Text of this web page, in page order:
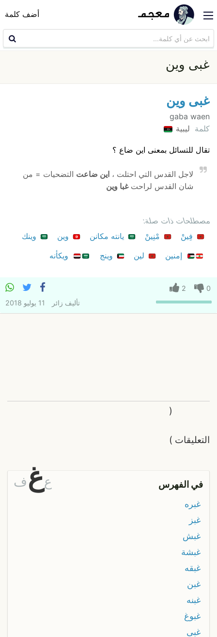
أضف كلمة
غبى وين
غبى وين
gaba waen
كلمة ليبية
تقال للتسائل بمعنى اين ضاع ؟
لاجل القدس التي احتلت ، اين ضاعت التضحيات = من
شان القدس لراحتغبا وين
مصطلحات ذات صلة:
فِينْ
مْنِينْ يانته مكانن وين
وينك
إمنين
لين وينج ويكأنه
0
2
تأليف زائر 11 يوليو 2018
التعليقات
(
)
في الفهرس عغف
غبره
غبز
غبش
غبشة
غبقه
غبن
غبنه
غبوغ
غبى